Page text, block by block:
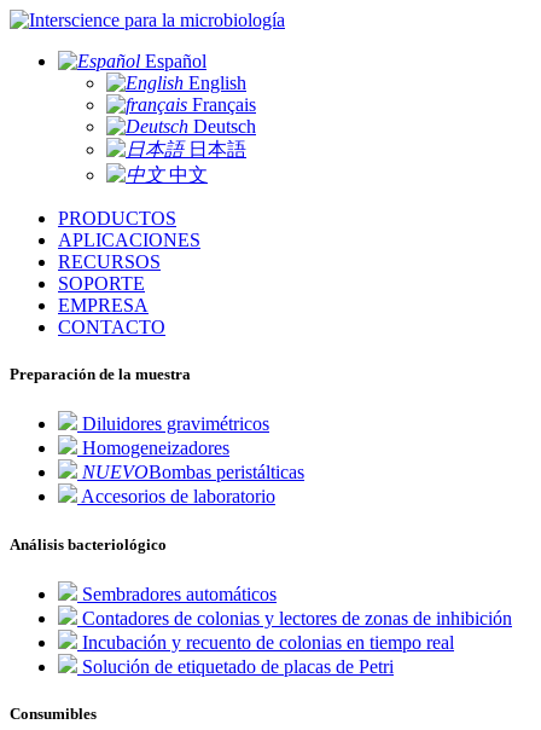
para la microbiología
Español
English
Français
Deutsch
日本語
中文
PRODUCTOS
APLICACIONES
RECURSOS
SOPORTE
EMPRESA
CONTACTO
Preparación de la muestra
Diluidores gravimétricos
Homogeneizadores
NUEVOBombas peristálticas
Accesorios de laboratorio
Análisis bacteriológico
Sembradores automáticos
Contadores de colonias y lectores de zonas de inhibición
Incubación y recuento de colonias en tiempo real
Solución de etiquetado de placas de Petri
Consumibles